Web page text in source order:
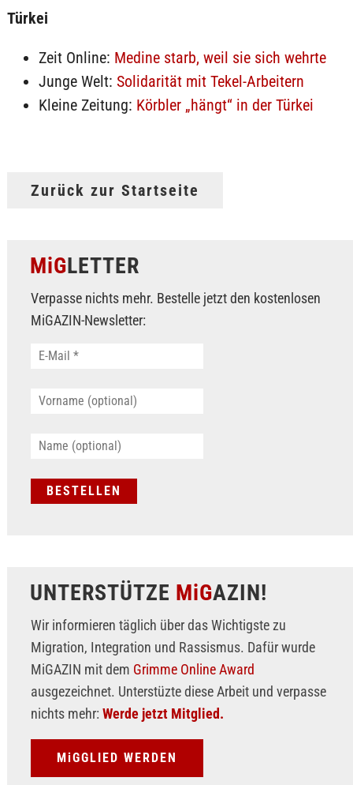
Türkei
Zeit Online: Medine starb, weil sie sich wehrte
Junge Welt: Solidarität mit Tekel-Arbeitern
Kleine Zeitung: Körbler „hängt“ in der Türkei
Zurück zur Startseite
MiGLETTER
Verpasse nichts mehr. Bestelle jetzt den kostenlosen
MiGAZIN-Newsletter:
UNTERSTÜTZE MiGAZIN!
Wir informieren täglich über das Wichtigste zu
Migration, Integration und Rassismus. Dafür wurde
MiGAZIN mit dem Grimme Online Award
ausgezeichnet. Unterstüzte diese Arbeit und verpasse
nichts mehr: Werde jetzt Mitglied.
MiGGLIED WERDEN